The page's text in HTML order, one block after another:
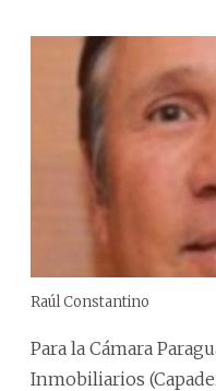
Raúl Constantino
Para la Cámara
Inmobiliarios